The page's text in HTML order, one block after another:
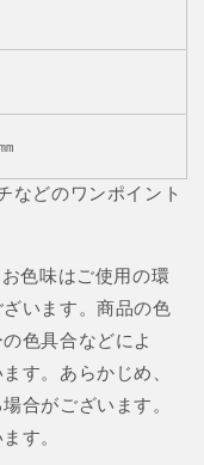
などのワンポイント
色味はご使用の環
います。商品の色
色具合などによ
す。あらかじめ、
合がございます。
す。